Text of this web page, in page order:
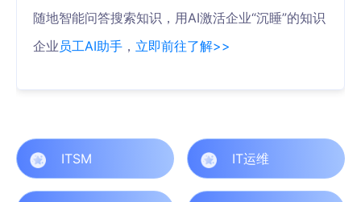
随地智能问答搜索知识，用AI激活企业“沉睡”的知识
企业 员工AI助手 ， 立即前往了解>>
ITSM IT运维